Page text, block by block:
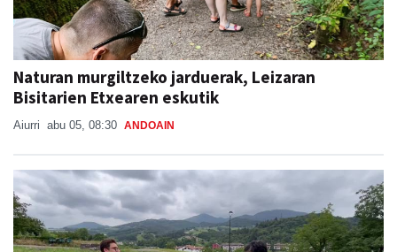
Naturan murgiltzeko jarduerak, Leizaran
Bisitarien Etxearen eskutik
Aiurri abu 05, 08:30 ANDOAIN